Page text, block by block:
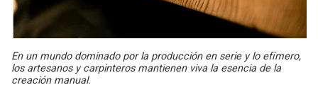
En un mundo dominado por la producción en serie y lo efímero,
los artesanos y carpinteros mantienen viva la esencia de la
creación manual.